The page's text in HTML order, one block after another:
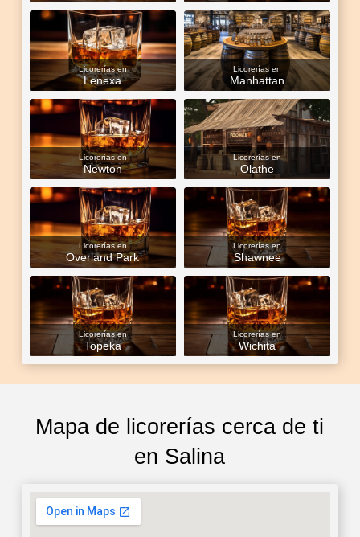
Licorerías en
Lenexa
Licorerías en
Manhattan
Licorerías en
Newton
Licorerías en
Olathe
Licorerías en
Overland Park
Licorerías en
Shawnee
Licorerías en
Topeka
Licorerías en
Wichita
Mapa de licorerías cerca de ti
en Salina